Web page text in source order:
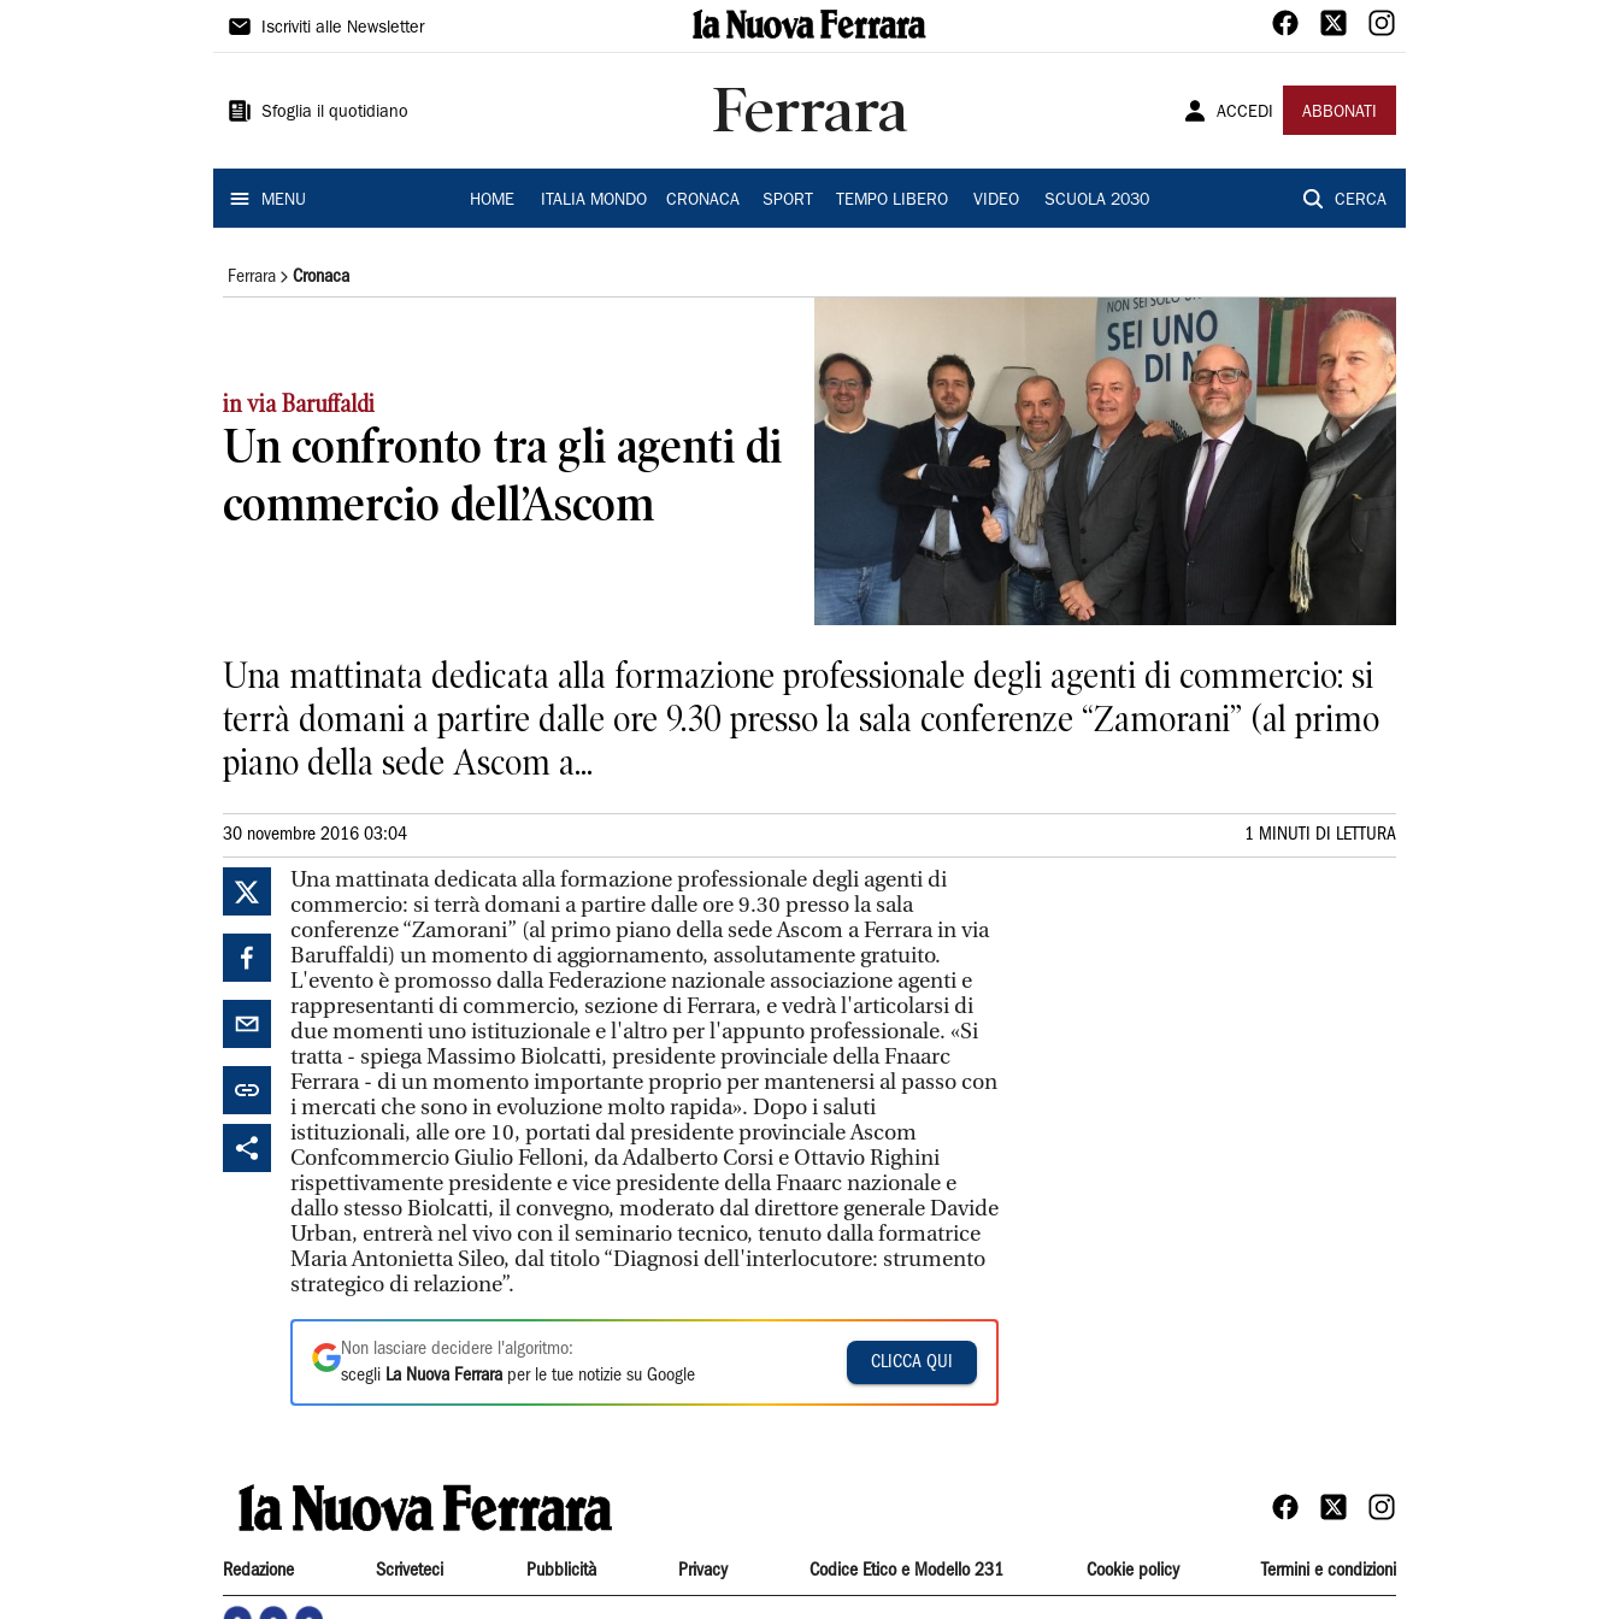
La
Ferrara
Iscriviti alle Newsletter
Sfoglia il quotidiano Ferrara ACCEDI ABBONATI
MENU HOME ITALIA MONDO CRONACA SPORT TEMPO LIBERO VIDEO SCUOLA 2030 CERCA
Ferrara Cronaca
in via Baruffaldi
Un confronto tra gli agenti di
commercio dell’Ascom
Una mattinata dedicata alla formazione professionale degli agenti di commercio: si
terrà domani a partire dalle ore 9.30 presso la sala conferenze “Zamorani” (al primo
piano della sede Ascom a...
30 novembre 2016 03:04 1 MINUTI DI LETTURA
Una mattinata dedicata alla formazione professionale degli agenti di
commercio: si terrà domani a partire dalle ore 9.30 presso la sala
conferenze “Zamorani” (al primo piano della sede Ascom a Ferrara in via
Baruffaldi) un momento di aggiornamento, assolutamente gratuito.
L'evento è promosso dalla Federazione nazionale associazione agenti e
rappresentanti di commercio, sezione di Ferrara, e vedrà l'articolarsi di
due momenti uno istituzionale e l'altro per l'appunto professionale. «Si
tratta - spiega Massimo Biolcatti, presidente provinciale della Fnaarc
Ferrara - di un momento importante proprio per mantenersi al passo con
i mercati che sono in evoluzione molto rapida». Dopo i saluti
istituzionali, alle ore 10, portati dal presidente provinciale Ascom
Confcommercio Giulio Felloni, da Adalberto Corsi e Ottavio Righini
rispettivamente presidente e vice presidente della Fnaarc nazionale e
dallo stesso Biolcatti, il convegno, moderato dal direttore generale Davide
Urban, entrerà nel vivo con il seminario tecnico, tenuto dalla formatrice
Maria Antonietta Sileo, dal titolo “Diagnosi dell'interlocutore: strumento
strategico di relazione”.
Non lasciare decidere l'algoritmo:
scegli La Nuova Ferrara per le tue notizie su Google
CLICCA QUI
Redazione Scriveteci Pubblicità Privacy Codice Etico e Modello 231 Cookie policy Termini e condizioni